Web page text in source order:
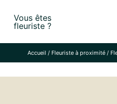
content
Vous êtes
fleuriste ?
Accueil / Fleuriste à proximité/